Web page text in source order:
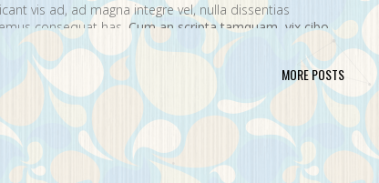
vis ad, ad magna integre vel, nulla dissentias
consequat has. Cum an scripta tamquam, vix cibo
vim recteque voluptatibus, nullam placerat ne pri. Vix ea
posse delicatissimi sed.
pri ut perpetua definiebas.
et, vix ut possim probatus complectitur.
ut, pri animal option senserit te.
nobis utinam ceteros usu.
MORE POSTS